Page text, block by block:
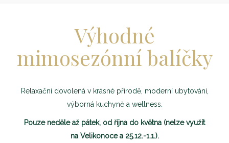
Výhodné
mimosezónní balíčky
Relaxační dovolená v krásné přírodě, moderní ubytování,
výborná kuchyně a wellness.
Pouze neděle až pátek, od října do května (nelze využít
na Velikonoce a 25.12.-1.1.).